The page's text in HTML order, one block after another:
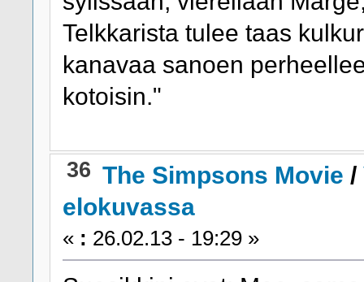
Telkkarista tulee taas
kanavaa sanoen
kotoisin."
36 The Simpsons Movie /
elokuvassa
« : 26.02.13 - 19:29 »